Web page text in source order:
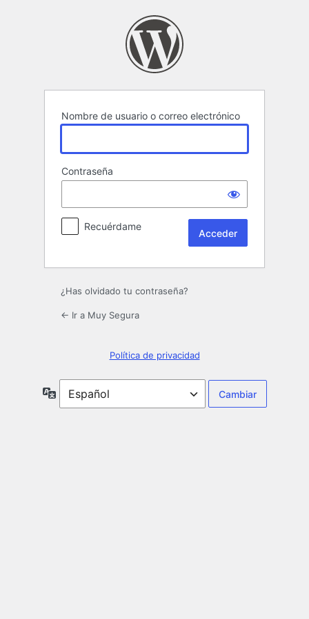
Nombre de usuario o correo electrónico
Contraseña
Recuérdame
¿Has olvidado tu contraseña?
← Ir a Muy Segura
Política de privacidad
Idioma